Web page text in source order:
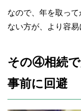
なので、年を取っ
ない方が、より容易
その④相続
事前に回避